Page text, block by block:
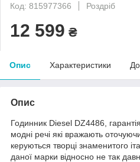
Код: 815977366
Роздріб
12 599 ₴
Опис Характеристики
Опис
Годинник Diesel DZ4486,
модні речі які вражають
керуються творці знаменитого
даної марки відносно не так